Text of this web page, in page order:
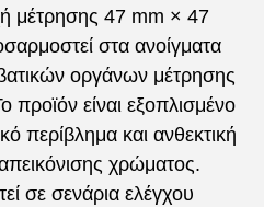
μέτρησης 47 mm × 47
στα ανοίγματα
οργάνων μέτρησης
είναι εξοπλισμένο
περίβλημα και ανθεκτική
χρώματος.
σε σενάρια ελέγχου